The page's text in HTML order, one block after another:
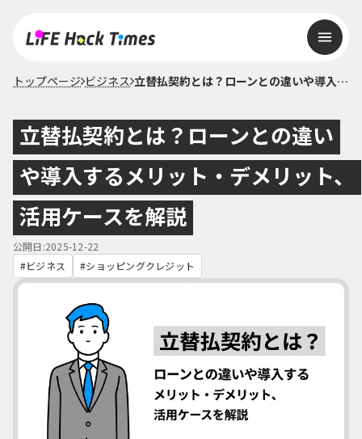
トップページ ビジネス 立替払契約とは？ローンとの違いや導入するメリット・デメリット、活用ケースを解説
立替払契約とは？ローンとの違い
や導入するメリット・デメリット、
活用ケースを解説
公開日:2025-12-22
ビジネス
ショッピングクレジット